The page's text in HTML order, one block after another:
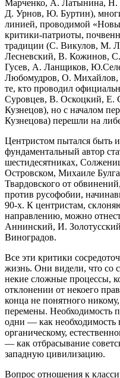
Марченко, А. Латынина, Н.
Д. Урнов, Ю. Буртин),
линией, проводимой
критики-патриоты,
традиции (С. Викулов, М.
Лесневский, В. Кожинов,
Гусев, А. Ланщиков,
Любомудров, О. Михайлов,
те, кто проводил
Суровцев, В. Оскоцкий, Е.
Кузнецов), но с началом
Кузнецова) перешли на
Центристом пытался быть
фундаментальный автор
шестидесятниках,
Островском, Михаиле
Твардовского от
против русофобии,
90-х. К центристам,
направлению, можно
Аннинский, И.
Виноградов.
Все эти критики
жизнь. Они видели, что со
некие сложные процессы,
отклонении от некоего
конца не понятного
перемены. Необходимость
одни — как необходимость
органическому,
— как отбрасывание
западную цивилизацию.
Вопрос отношения к